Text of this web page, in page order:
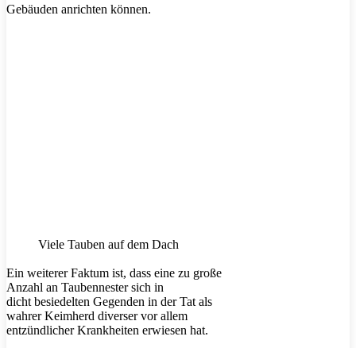
Gebäuden anrichten können.
Viele Tauben auf dem Dach
Ein weiterer Faktum ist, dass eine zu große
Anzahl an Taubennester sich in
dicht besiedelten Gegenden in der Tat als
wahrer Keimherd diverser vor allem
entzündlicher Krankheiten erwiesen hat.